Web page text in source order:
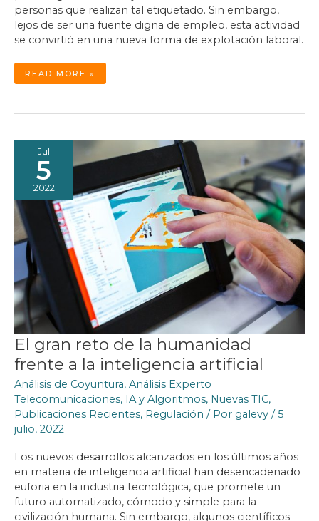
personas que realizan tal etiquetado. Sin embargo,
lejos de ser una fuente digna de empleo, esta actividad
se convirtió en una nueva forma de explotación laboral.
ETIQUETADO
INTELIGENCIA
ESCLAVITUD
READ MORE »
Jul
5
2022
El gran reto de la humanidad
frente a la inteligencia artificial
Análisis de Coyuntura, Análisis Experto
Telecomunicaciones, IA y Algoritmos, Nuevas TIC,
Publicaciones Recientes, Regulación / Por galevy /5
julio, 2022
Los nuevos desarrollos alcanzados en los últimos años
en materia de inteligencia artificial han desencadenado
euforia en la industria tecnológica, que promete un
futuro automatizado, cómodo y simple para la
civilización humana. Sin embargo, algunos científicos